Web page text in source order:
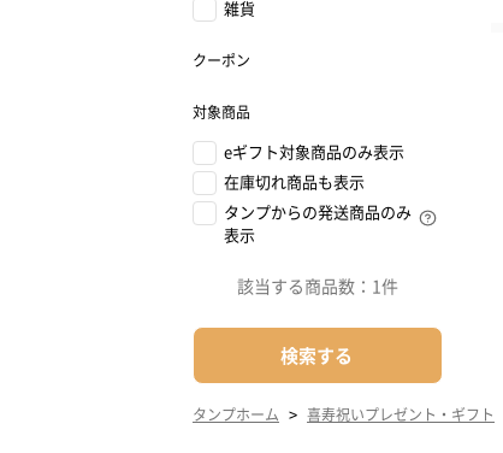
雑貨
クーポン
対象商品
eギフト対象商品のみ表示
在庫切れ商品も表示
タンプからの発送商品のみ
表示
該当する商品数： 1件
検索する
タンプホーム > 喜寿祝いプレゼント・ギフト